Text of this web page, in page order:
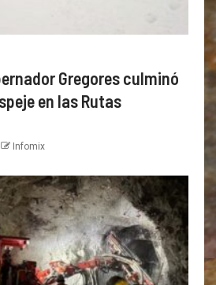
Gregores culminó
en las Rutas
Infomix